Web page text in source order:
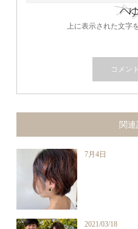
上に表示された文字
関
7月4日
2021/03/18